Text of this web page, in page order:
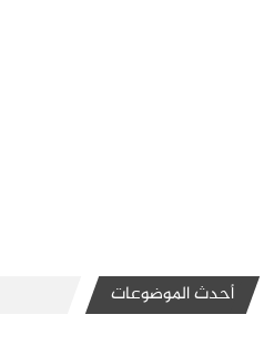
أحدث الموضوعات